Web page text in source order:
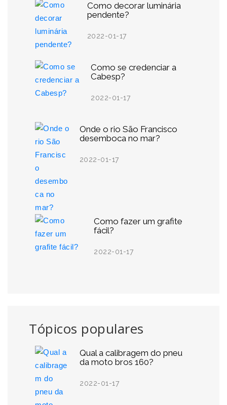
Como decorar luminária
pendente?
2022-01-17
Como se credenciar a
Cabesp?
2022-01-17
Onde o rio São Francisco
desemboca no mar?
2022-01-17
Como fazer um grafite
fácil?
2022-01-17
Tópicos populares
Qual a calibragem do pneu
da moto bros 160?
2022-01-17